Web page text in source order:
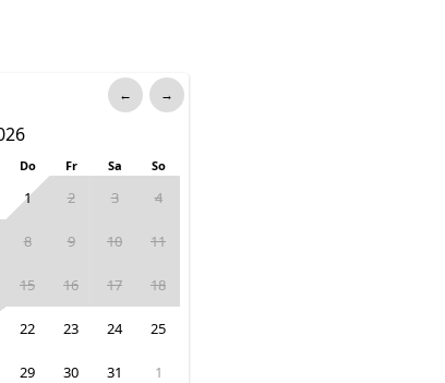
← →
Do Fr Sa So
1 2 3 4
8 9 10 11
15 16 17 18
22 23 24 25
29 30 31 1